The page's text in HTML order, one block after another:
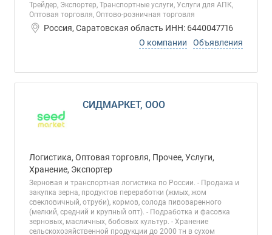
Трейдер, Экспортер, Транспортные услуги, Услуги для АПК,
Оптовая торговля, Оптово-розничная торговля
Россия, Саратовская область ИНН: 6440047716
О компании
Объявления
СИДМАРКЕТ, ООО
Логистика, Оптовая торговля, Прочее, Услуги,
Хранение, Экспортер
Зерновая и транспортная логистика по России. - Продажа и
закупка зерна, продуктов переработки (жмых, жом
свекловичный, отруби), кормов, солода пивоваренного
(мелкий, средний и крупный опт). - Подработка и фасовка
зерновых, масличных, бобовых культур. - Хранение
сельскохозяйственной продукции до 2000 тн в сухом